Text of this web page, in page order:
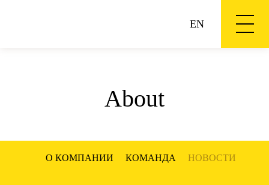
EN
About
О КОМПАНИИ КОМАНДА НОВОСТИ